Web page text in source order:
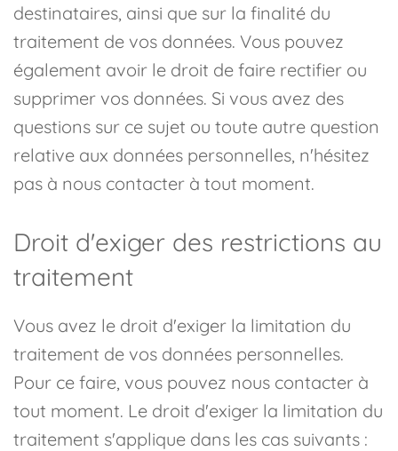
destinataires, ainsi que sur la finalité du
traitement de vos données. Vous pouvez
également avoir le droit de faire rectifier ou
supprimer vos données. Si vous avez des
questions sur ce sujet ou toute autre question
relative aux données personnelles, n'hésitez
pas à nous contacter à tout moment.
Droit d'exiger des restrictions au
traitement
Vous avez le droit d'exiger la limitation du
traitement de vos données personnelles.
Pour ce faire, vous pouvez nous contacter à
tout moment. Le droit d'exiger la limitation du
traitement s'applique dans les cas suivants :